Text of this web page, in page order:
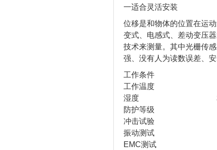
一适合灵活安装
位移是和物体的位置在运
变式、电感式、差动变压
技术来测量。其中光栅传
强、没有人为读数误差、
工作条件
工作温度 -
湿度 相对湿度
防护等级 IP67（在
冲击试验 100g（
振动测试 5g/
EMC测试 电磁辐